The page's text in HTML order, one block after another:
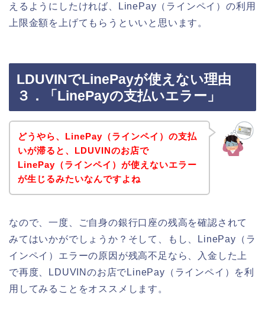
えるようにしたければ、LinePay（ラインペイ）の利用
上限金額を上げてもらうといいと思います。
LDUVINでLinePayが使えない理由
３．「LinePayの支払いエラー」
どうやら、LinePay（ラインペイ）の支払
いが滞ると、LDUVINのお店で
LinePay（ラインペイ）が使えないエラー
が生じるみたいなんですよね
なので、一度、ご自身の銀行口座の残高を確認されて
みてはいかがでしょうか？そして、もし、LinePay（ラ
インペイ）エラーの原因が残高不足なら、入金した上
で再度、LDUVINのお店でLinePay（ラインペイ）を利
用してみることをオススメします。